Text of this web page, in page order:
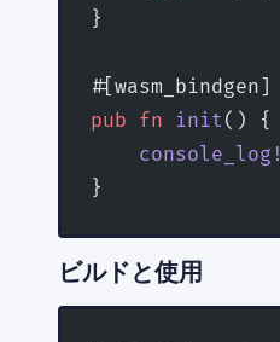
}
#[wasm_bindgen]
pub fn init() {
    console_log!
}
ビルドと使用